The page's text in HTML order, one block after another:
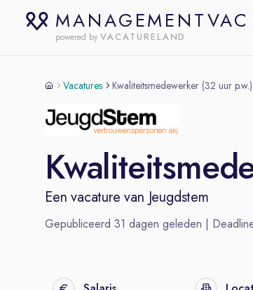
MANAGEMENTVAC
powered by VACATURELAND
Vacatures Kwaliteitsmedewerker (32 uur p.w.)
Een vacature van Jeugdstem
Gepubliceerd 31 dagen geleden |